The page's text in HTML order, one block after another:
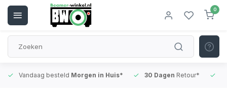
0
Vandaag besteld Morgen in Huis* 30 Dagen Retour*